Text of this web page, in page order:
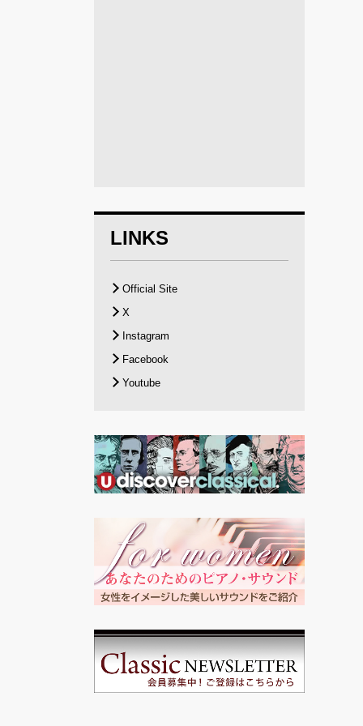
LINKS
Official Site
X
Instagram
Facebook
Youtube